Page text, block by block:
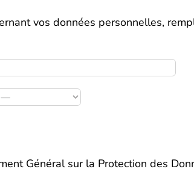
vos données personnelles,
Général sur la Protection des